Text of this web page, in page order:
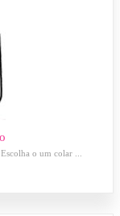
o um colar ...